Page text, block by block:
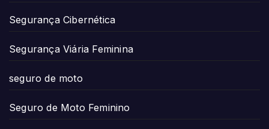
Segurança Cibernética
Segurança Viária Feminina
seguro de moto
Seguro de Moto Feminino